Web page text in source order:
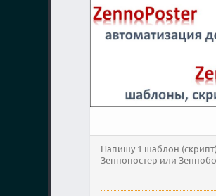
Напишу 1 шаблон
Зеннопостер или